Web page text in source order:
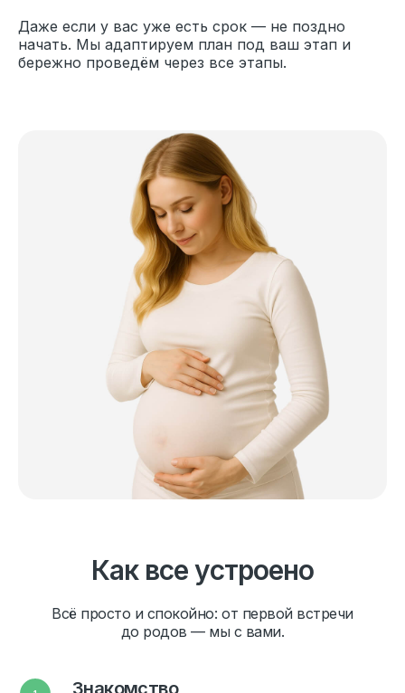
Даже если у вас уже есть срок — не поздно
начать. Мы адаптируем план под ваш этап и
бережно проведём через все этапы.
Как все устроено
Всё просто и спокойно: от первой встречи
до родов — мы с вами.
Знакомство